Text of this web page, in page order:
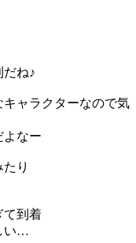
ね♪
ャラクターなので気
よなー
り
て到着
い…